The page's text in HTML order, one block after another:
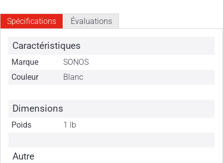
Spécifications Évaluations
Caractéristiques
Marque
SONOS
Couleur
Blanc
Dimensions
Poids 1 lb
Autre